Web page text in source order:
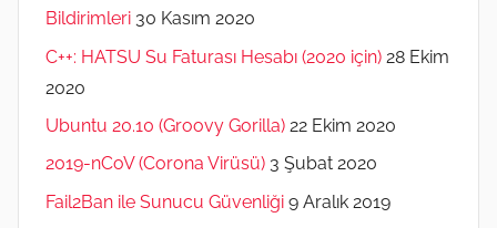
Bildirimleri 30 Kasım 2020
C++: HATSU Su Faturası Hesabı (2020 için) 28 Ekim
2020
Ubuntu 20.10 (Groovy Gorilla) 22 Ekim 2020
2019-nCoV (Corona Virüsü) 3 Şubat 2020
Fail2Ban ile Sunucu Güvenliği 9 Aralık 2019